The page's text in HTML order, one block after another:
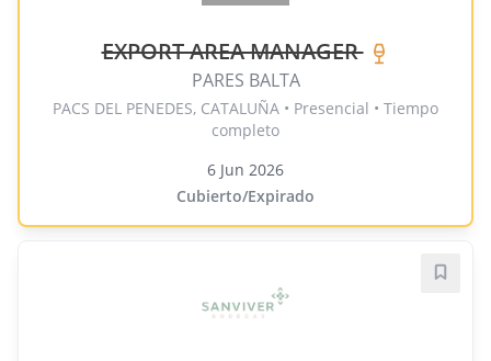
EXPORT AREA MANAGER
PARES BALTA
PACS DEL PENEDES, CATALUÑA • Presencial • Tiempo
completo
6 Jun 2026
Cubierto/Expirado